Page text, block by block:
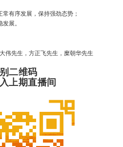
有序发展，保持强劲态势；
展。
先生，方正飞先生，糜朝华先生
二维码
上期直播间